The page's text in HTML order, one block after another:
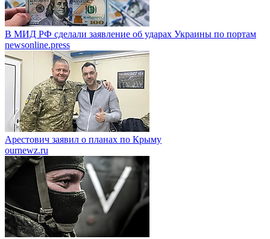
В МИД РФ сделали заявление об ударах Украины по портам
newsonline.press
Арестович заявил о планах по Крыму
ournewz.ru